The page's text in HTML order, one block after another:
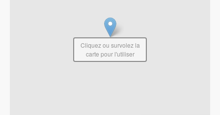
Cliquez ou survolez la
carte pour l'utiliser